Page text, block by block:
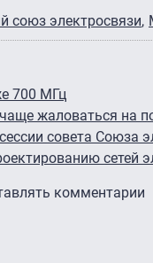
союз электросвязи
700 МГц
жаловаться на
совета Союза
сетей
комментарии